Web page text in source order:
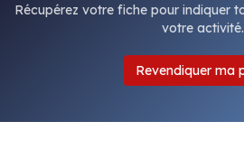
Récupérez votre fiche pour indiquer
votre activité.
Revendiquer ma